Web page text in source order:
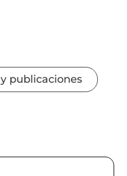
publicaciones